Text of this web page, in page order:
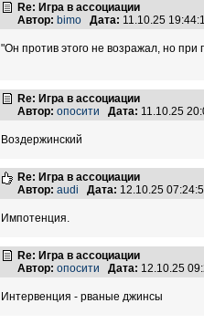
Re: Игра в ассоциации
Автор: bimo Дата: 11.10.25
"Он против этого не возражал, но при
Re: Игра в ассоциации
Автор: опосити Дата: 11.10.25
Воздержинский
Re: Игра в ассоциации
Автор: audi Дата: 12.10.25
Импотенция.
Re: Игра в ассоциации
Автор: опосити Дата: 12.10.25
Интервенция - рваные джинсы